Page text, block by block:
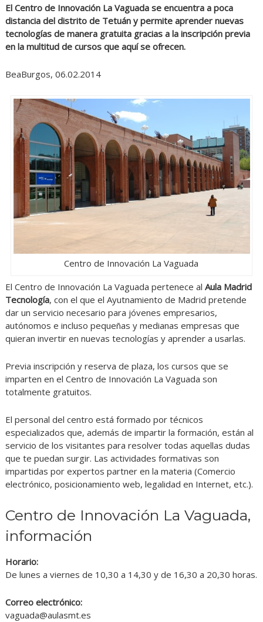
El Centro de Innovación La Vaguada se encuentra a poca
distancia del distrito de Tetuán y permite aprender nuevas
tecnologías de manera gratuita gracias a la inscripción previa
en la multitud de cursos que aquí se ofrecen.
BeaBurgos, 06.02.2014
Centro de Innovación La Vaguada
El Centro de Innovación La Vaguada pertenece al Aula Madrid
Tecnología, con el que el Ayutnamiento de Madrid pretende
dar un servicio necesario para jóvenes empresarios,
autónomos e incluso pequeñas y medianas empresas que
quieran invertir en nuevas tecnologías y aprender a usarlas.
Previa inscripción y reserva de plaza, los cursos que se
imparten en el Centro de Innovación La Vaguada son
totalmente gratuitos.
El personal del centro está formado por técnicos
especializados que, además de impartir la formación, están al
servicio de los visitantes para resolver todas aquellas dudas
que te puedan surgir. Las actividades formativas son
impartidas por expertos partner en la materia (Comercio
electrónico, posicionamiento web, legalidad en Internet, etc.).
Centro de Innovación La Vaguada,
información
Horario:
De lunes a viernes de 10,30 a 14,30 y de 16,30 a 20,30 horas.
Correo electrónico:
vaguada@aulasmt.es